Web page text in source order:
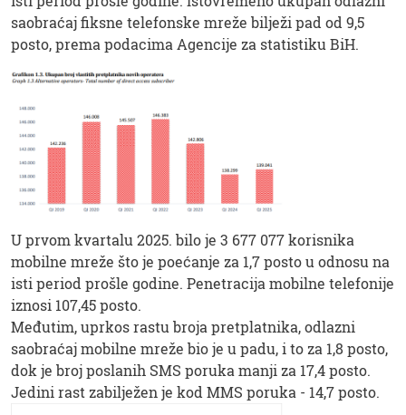
saobraćaj fiksne telefonske mreže bilježi pad od 9,5
posto, prema podacima Agencije za statistiku BiH.
U prvom kvartalu 2025. bilo je 3 677 077 korisnika
mobilne mreže što je poećanje za 1,7 posto u odnosu na
isti period prošle godine. Penetracija mobilne telefonije
iznosi 107,45 posto.
Međutim, uprkos rastu broja pretplatnika, odlazni
saobraćaj mobilne mreže bio je u padu, i to za 1,8 posto,
dok je broj poslanih SMS poruka manji za 17,4 posto.
Jedini rast zabilježen je kod MMS poruka - 14,7 posto.